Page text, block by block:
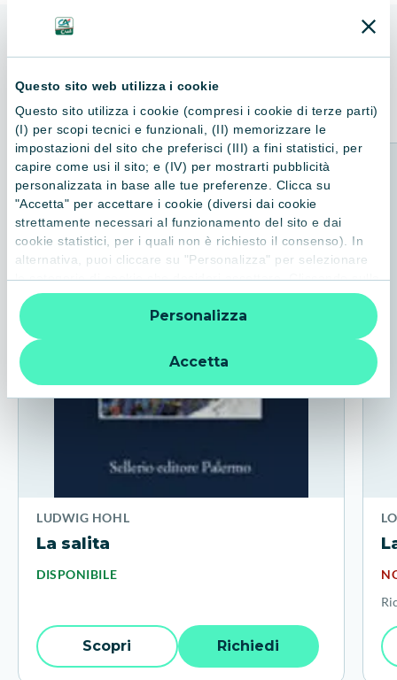
Questo sito web utilizza i cookie
Questo sito utilizza i cookie (compresi i cookie di terze parti)
(I) per scopi tecnici e funzionali, (II) memorizzare le
impostazioni del sito che preferisci (III) a fini statistici, per
capire come usi il sito; e (IV) per mostrarti pubblicità
personalizzata in base alle tue preferenze. Clicca su
"Accetta" per accettare i cookie (diversi dai cookie
strettamente necessari al funzionamento del sito e dai
cookie statistici, per i quali non è richiesto il consenso). In
alternativa, puoi cliccare su "Personalizza" per selezionare
le categorie di cookie che desideri accettare. Cliccando sulla
“X” le impostazioni predefinite vengono lasciate invariate e
quindi la navigazione può continuare senza cookie o altri
strumenti di tracciamento diversi da quelli tecnici. Per
ulteriori informazioni:
informativa privacy
Accetta
Personalizza
Consigliati per te
LUDWIG HOHL
La salita
DISPONIBILE
Scopri Richiedi